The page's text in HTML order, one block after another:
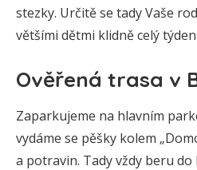
stezky. Určitě se tady Vaše
většími dětmi klidně celý
Ověřená trasa v
Zaparkujeme na hlavním
vydáme se pěšky kolem
a potravin. Tady vždy beru